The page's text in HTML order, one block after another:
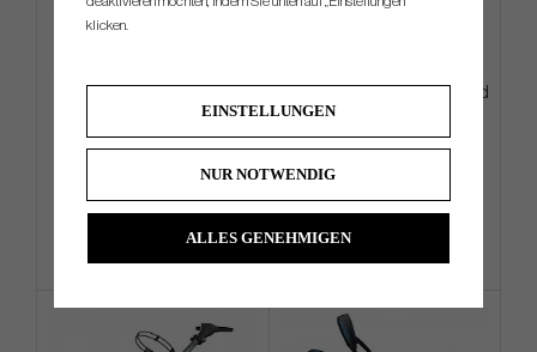
Info Kaufen
PXG Aloha 2026 Hybrid - Stand
Info Kaufen
klicken.
EINSTELLUNGEN
NUR NOTWENDIG
ALLES GENEHMIGEN